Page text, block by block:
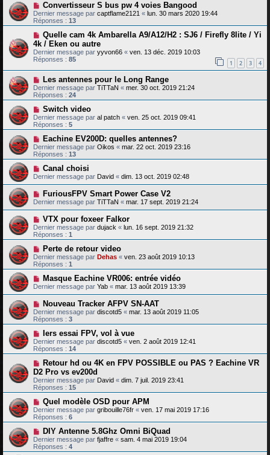
Convertisseur S bus pw 4 voies Bangood
Dernier message par captflame2121 « lun. 30 mars 2020 19:44
Réponses : 13
Quelle cam 4k Ambarella A9/A12/H2 : SJ6 / Firefly 8lite / Yi
4k / Eken ou autre
Dernier message par yyvon66 « ven. 13 déc. 2019 10:03
Réponses : 85 1 2 3 4
Les antennes pour le Long Range
Dernier message par TiTTaN « mer. 30 oct. 2019 21:24
Réponses : 24
Switch video
Dernier message par al patch « ven. 25 oct. 2019 09:41
Réponses : 5
Eachine EV200D: quelles antennes?
Dernier message par Oikos « mar. 22 oct. 2019 23:16
Réponses : 13
Canal choisi
Dernier message par David « dim. 13 oct. 2019 02:48
FuriousFPV Smart Power Case V2
Dernier message par TiTTaN « mar. 17 sept. 2019 21:24
VTX pour foxeer Falkor
Dernier message par dujack « lun. 16 sept. 2019 21:32
Réponses : 1
Perte de retour video
Dernier message par Dehas « ven. 23 août 2019 10:13
Réponses : 1
Masque Eachine VR006: entrée vidéo
Dernier message par Yab « mar. 13 août 2019 13:39
Nouveau Tracker AFPV SN-AAT
Dernier message par discotd5 « mar. 13 août 2019 11:05
Réponses : 3
Iers essai FPV, vol à vue
Dernier message par discotd5 « ven. 2 août 2019 12:41
Réponses : 14
Retour hd ou 4K en FPV POSSIBLE ou PAS ? Eachine VR
D2 Pro vs ev200d
Dernier message par David « dim. 7 juil. 2019 23:41
Réponses : 15
Quel modèle OSD pour APM
Dernier message par gribouille76fr « ven. 17 mai 2019 17:16
Réponses : 6
DIY Antenne 5.8Ghz Omni BiQuad
Dernier message par fjaffre « sam. 4 mai 2019 19:04
Réponses : 4